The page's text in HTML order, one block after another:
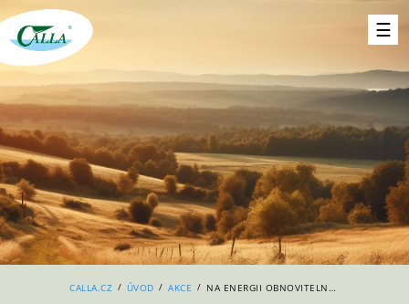
CALLA.CZ / ÚVOD / AKCE / NA ENERGII OBNOVITELNĚ! ALE U NÁS?